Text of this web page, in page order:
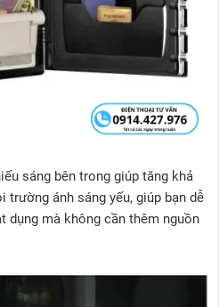
sáng bên trong giúp tăng khả
trường ánh sáng yếu, giúp bạn dễ
dụng mà không cần thêm nguồn